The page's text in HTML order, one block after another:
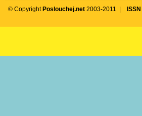
© Copyright Poslouchej.net 2003-2011 | ISSN